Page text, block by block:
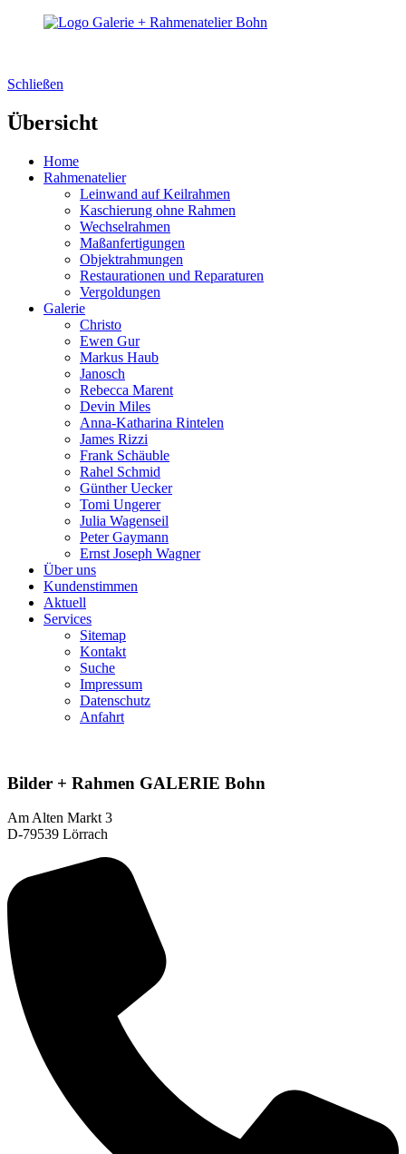
Schließen
Übersicht
Home
Rahmenatelier
Leinwand auf Keilrahmen
Kaschierung ohne Rahmen
Wechselrahmen
Maßanfertigungen
Objektrahmungen
Restaurationen und Reparaturen
Vergoldungen
Galerie
Christo
Ewen Gur
Markus Haub
Janosch
Rebecca Marent
Devin Miles
Anna-Katharina Rintelen
James Rizzi
Frank Schäuble
Rahel Schmid
Günther Uecker
Tomi Ungerer
Julia Wagenseil
Peter Gaymann
Ernst Joseph Wagner
Über uns
Kundenstimmen
Aktuell
Services
Sitemap
Kontakt
Suche
Impressum
Datenschutz
Anfahrt
Bilder + Rahmen GALERIE Bohn
Am Alten Markt 3
D-79539 Lörrach